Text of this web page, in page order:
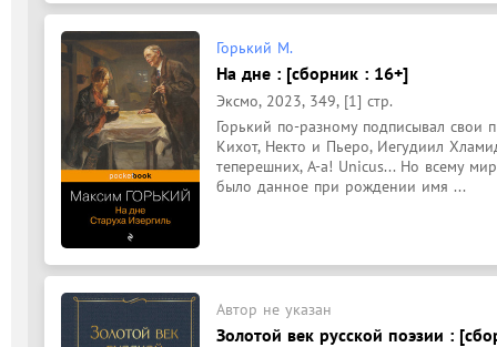
Горький М.
На дне : [сборник : 16+]
Эксмо, 2023, 349, [1] стр.
Горький по-разному подписывал
Кихот, Некто и Пьеро, Иегудиил
теперешних, А-а! Unicus... Но всему
было данное при рождении имя ...
Автор не указан
Золотой век русской поэзии :